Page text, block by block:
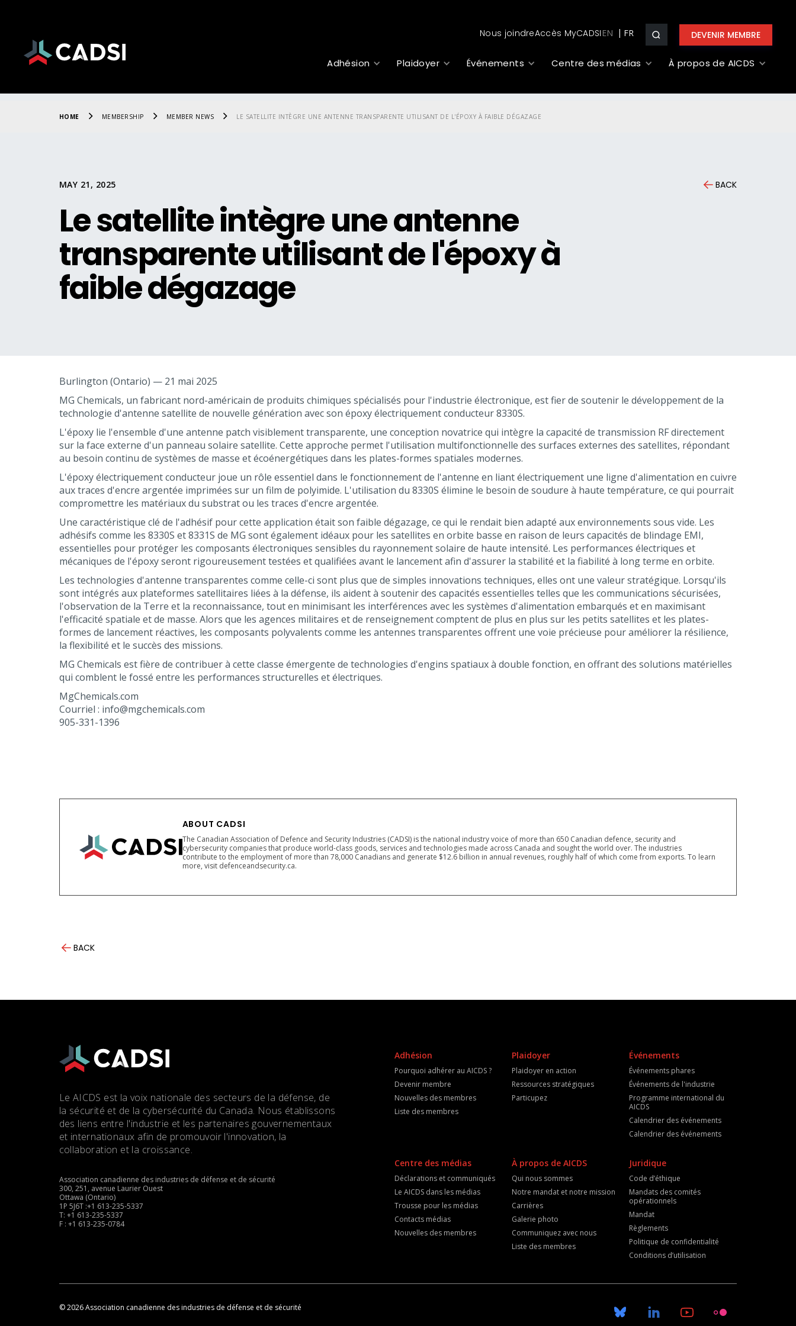
Nous joindreAccès MyCADSI EN DEVENIR MEMBRE
Adhésion Plaidoyer Événements Centre des médias À propos de AICDS
HOME MEMBERSHIP MEMBER NEWS LE SATELLITE INTÈGRE UNE ANTENNE TRANSPARENTE UTILISANT DE L'ÉPOXY À FAIBLE DÉGAZAGE
MAY 21, 2025 BACK
Le satellite intègre une antenne
transparente utilisant de l'époxy à
faible dégazage
Burlington (Ontario) — 21 mai 2025
MG Chemicals, un fabricant nord-américain de produits chimiques spécialisés pour l'industrie électronique, est fier de soutenir le développement de la
technologie d'antenne satellite de nouvelle génération avec son époxy électriquement conducteur 8330S.
L'époxy lie l'ensemble d'une antenne patch visiblement transparente, une conception novatrice qui intègre la capacité de transmission RF directement
sur la face externe d'un panneau solaire satellite. Cette approche permet l'utilisation multifonctionnelle des surfaces externes des satellites, répondant
au besoin continu de systèmes de masse et écoénergétiques dans les plates-formes spatiales modernes.
L'époxy électriquement conducteur joue un rôle essentiel dans le fonctionnement de l'antenne en liant électriquement une ligne d'alimentation en cuivre
aux traces d'encre argentée imprimées sur un film de polyimide. L'utilisation du 8330S élimine le besoin de soudure à haute température, ce qui pourrait
compromettre les matériaux du substrat ou les traces d'encre argentée.
Une caractéristique clé de l'adhésif pour cette application était son faible dégazage, ce qui le rendait bien adapté aux environnements sous vide. Les
adhésifs comme les 8330S et 8331S de MG sont également idéaux pour les satellites en orbite basse en raison de leurs capacités de blindage EMI,
essentielles pour protéger les composants électroniques sensibles du rayonnement solaire de haute intensité. Les performances électriques et
mécaniques de l'époxy seront rigoureusement testées et qualifiées avant le lancement afin d'assurer la stabilité et la fiabilité à long terme en orbite.
Les technologies d'antenne transparentes comme celle-ci sont plus que de simples innovations techniques, elles ont une valeur stratégique. Lorsqu'ils
sont intégrés aux plateformes satellitaires liées à la défense, ils aident à soutenir des capacités essentielles telles que les communications sécurisées,
l'observation de la Terre et la reconnaissance, tout en minimisant les interférences avec les systèmes d'alimentation embarqués et en maximisant
l'efficacité spatiale et de masse. Alors que les agences militaires et de renseignement comptent de plus en plus sur les petits satellites et les plates-
formes de lancement réactives, les composants polyvalents comme les antennes transparentes offrent une voie précieuse pour améliorer la résilience,
la flexibilité et le succès des missions.
MG Chemicals est fière de contribuer à cette classe émergente de technologies d'engins spatiaux à double fonction, en offrant des solutions matérielles
qui comblent le fossé entre les performances structurelles et électriques.
MgChemicals.com
Courriel : info@mgchemicals.com
905-331-1396
ABOUT CADSI
The Canadian Association of Defence and Security Industries (CADSI) is the national industry voice of more than 650 Canadian defence, security and
cybersecurity companies that produce world-class goods, services and technologies made across Canada and sought the world over. The industries
contribute to the employment of more than 78,000 Canadians and generate $12.6 billion in annual revenues, roughly half of which come from exports. To learn
more, visit defenceandsecurity.ca.
BACK
Le AICDS est la voix nationale des secteurs de la défense, de
la sécurité et de la cybersécurité du Canada. Nous établissons
des liens entre l'industrie et les partenaires gouvernementaux
et internationaux afin de promouvoir l'innovation, la
collaboration et la croissance.
Association canadienne des industries de défense et de sécurité
300, 251, avenue Laurier Ouest
Ottawa (Ontario)
1P 5J6T :+1 613-235-5337
T: +1 613-235-5337
F : +1 613-235-0784
Adhésion
Pourquoi adhérer au AICDS ?
Devenir membre
Nouvelles des membres
Liste des membres
Plaidoyer
Plaidoyer en action
Ressources stratégiques
Particupez
Événements
Événements phares
Événements de l'industrie
Programme international du
AICDS
Calendrier des événements
Calendrier des événements
Centre des médias
Déclarations et communiqués
Le AICDS dans les médias
Trousse pour les médias
Contacts médias
Nouvelles des membres
À propos de AICDS
Qui nous sommes
Notre mandat et notre mission
Carrières
Galerie photo
Communiquez avec nous
Liste des membres
Juridique
Code d’éthique
Mandats des comités
opérationnels
Mandat
Règlements
Politique de confidentialité
Conditions d’utilisation
© 2026 Association canadienne des industries de défense et de sécurité